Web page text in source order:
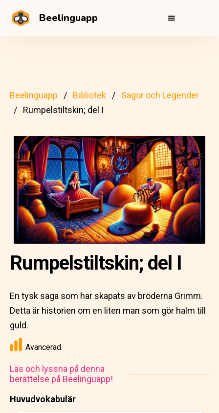
Beelinguapp
Beelinguapp Bibliotek
Sagor och Legender
Rumpelstiltskin; del I
Huvudvokabulär
Rumpelstiltskin; del I
En tysk saga som har skapats av bröderna Grimm.
Detta är historien om en liten man som gör halm till
guld.
Avancerad
Läs och lyssna på denna
berättelse på Beelinguapp!